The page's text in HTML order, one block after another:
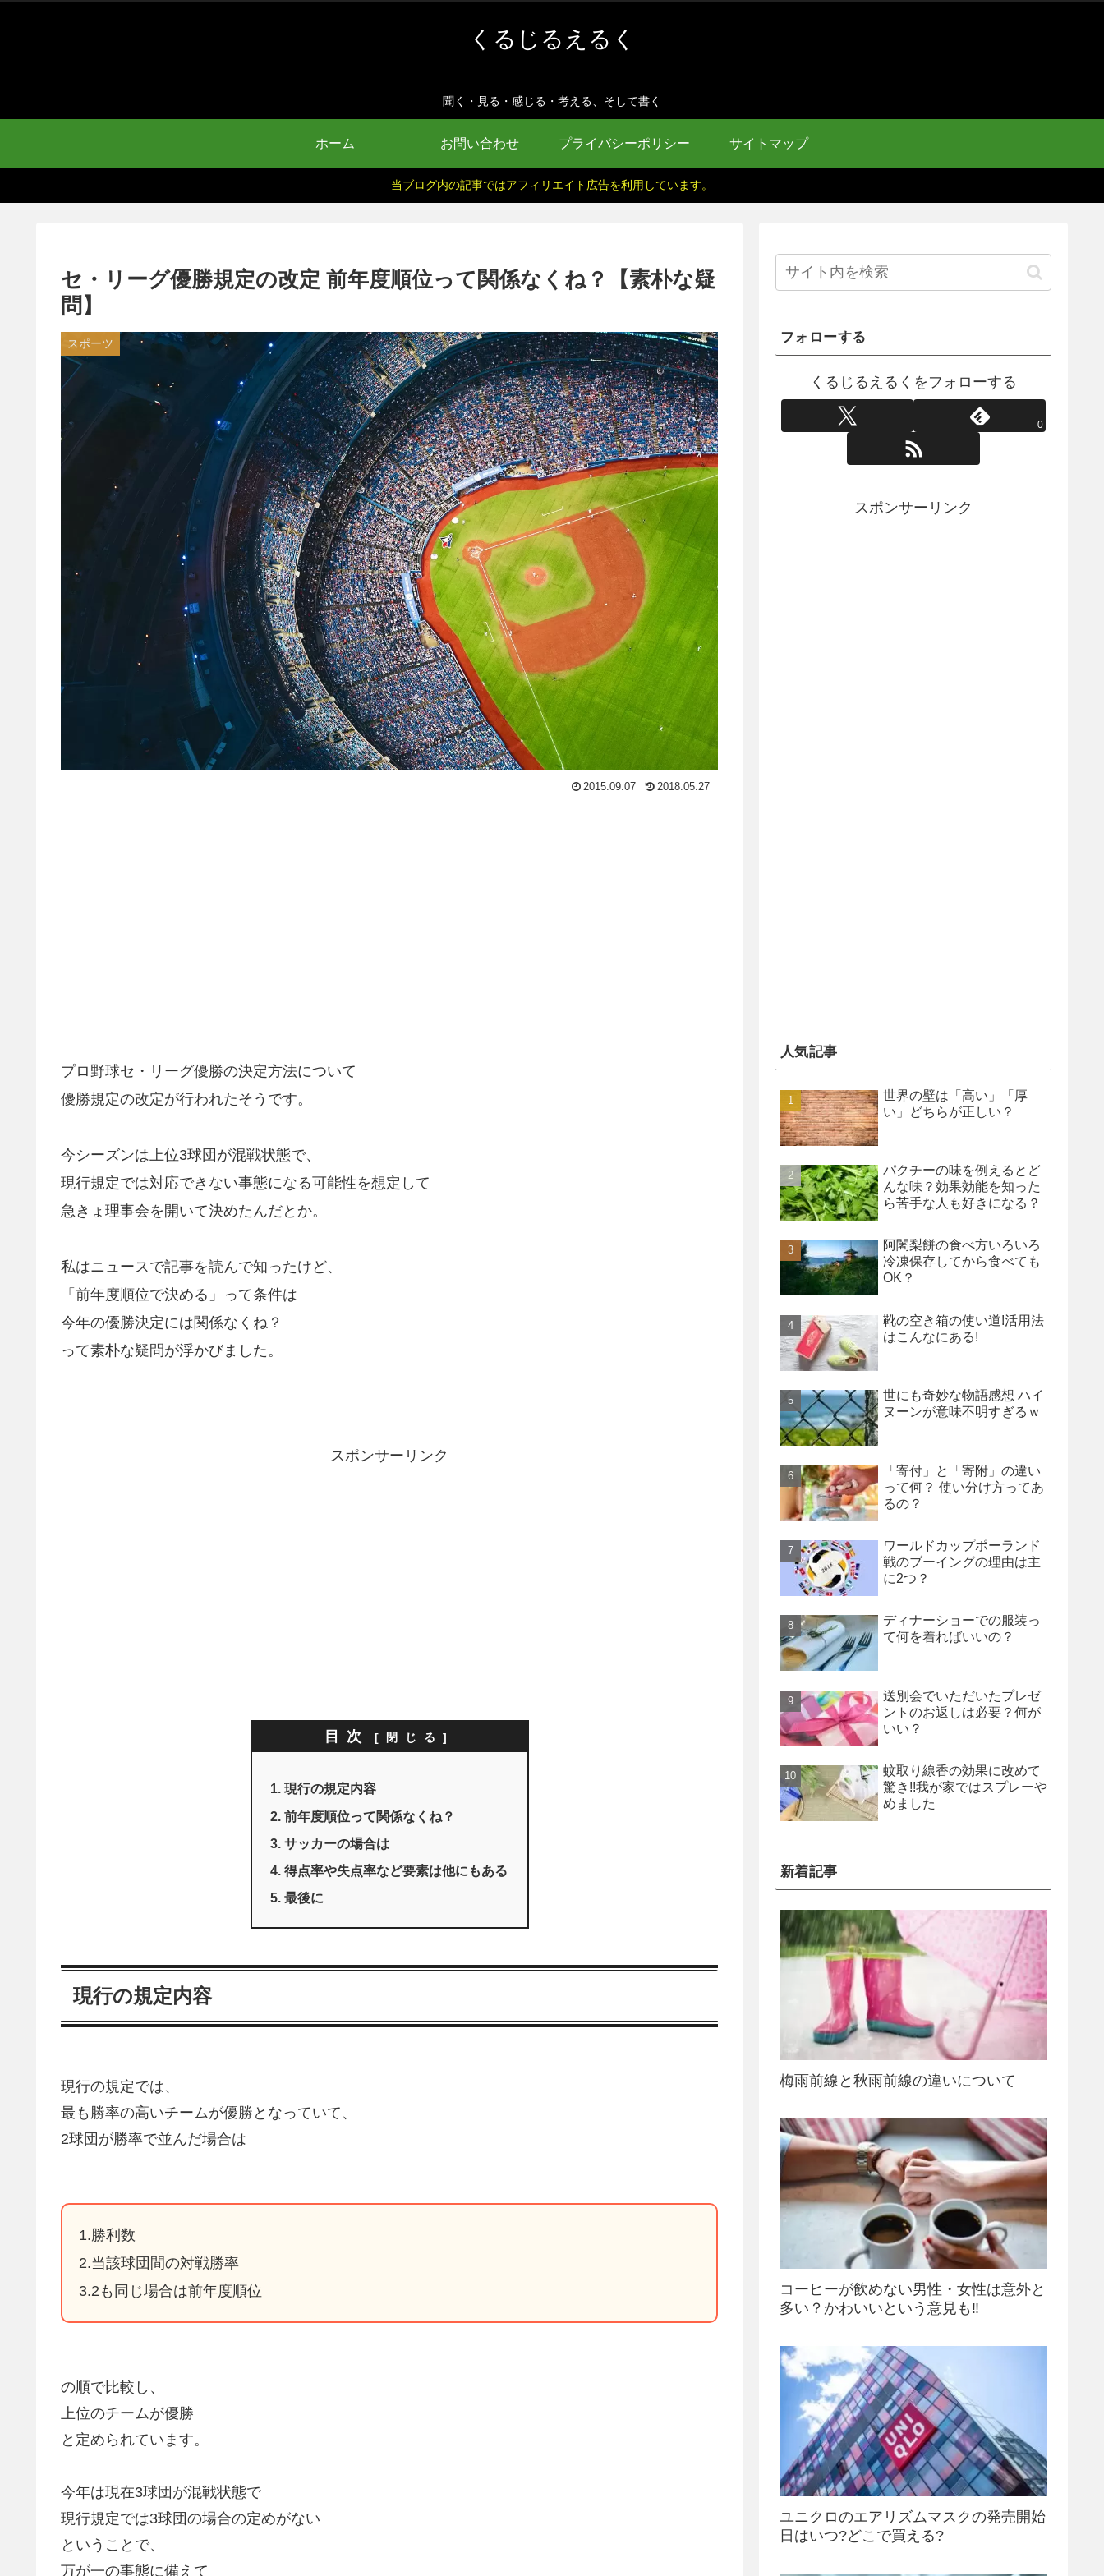
くるじるえるく
聞く・見る・感じる・考える、そして書く
ホーム お問い合わせ プライバシーポリシー サイトマップ
当ブログ内の記事ではアフィリエイト広告を利用しています。
セ・リーグ優勝規定の改定 前年度順位って関係なくね？【素朴な疑
問】
スポーツ
2015.09.07 2018.05.27
プロ野球セ・リーグ優勝の決定方法について
優勝規定の改定が行われたそうです。
今シーズンは上位3球団が混戦状態で、
現行規定では対応できない事態になる可能性を想定して
急きょ理事会を開いて決めたんだとか。
私はニュースで記事を読んで知ったけど、
「前年度順位で決める」って条件は
今年の優勝決定には関係なくね？
って素朴な疑問が浮かびました。
スポンサーリンク
目次
現行の規定内容
前年度順位って関係なくね？
サッカーの場合は
得点率や失点率など要素は他にもある
最後に
現行の規定内容
現行の規定では、
最も勝率の高いチームが優勝となっていて、
2球団が勝率で並んだ場合は
1.勝利数
2.当該球団間の対戦勝率
3.2も同じ場合は前年度順位
の順で比較し、
上位のチームが優勝
と定められています。
今年は現在3球団が混戦状態で
現行規定では3球団の場合の定めがない
ということで、
万が一の事態に備えて
フォローする
くるじるえるくをフォローする
0
スポンサーリンク
人気記事
世界の壁は「高い」「厚
い」どちらが正しい？
パクチーの味を例えるとど
んな味？効果効能を知った
ら苦手な人も好きになる？
阿闍梨餅の食べ方いろいろ
冷凍保存してから食べても
OK？
靴の空き箱の使い道!活用法
はこんなにある!
世にも奇妙な物語感想 ハイ
ヌーンが意味不明すぎるｗ
「寄付」と「寄附」の違い
って何？ 使い分け方ってあ
るの？
ワールドカップポーランド
戦のブーイングの理由は主
に2つ？
ディナーショーでの服装っ
て何を着ればいいの？
送別会でいただいたプレゼ
ントのお返しは必要？何が
いい？
蚊取り線香の効果に改めて
驚き!!我が家ではスプレーや
めました
新着記事
梅雨前線と秋雨前線の違いについて
コーヒーが飲めない男性・女性は意外と
多い？かわいいという意見も‼
ユニクロのエアリズムマスクの発売開始
日はいつ?どこで買える?